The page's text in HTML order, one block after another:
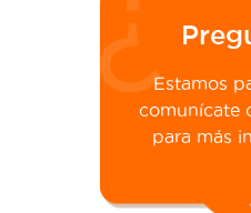
Estamos
comunícate
para más